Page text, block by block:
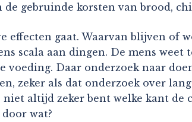
gebruinde korsten van brood,
gaat. Waarvan blijven of
scala aan dingen. De mens
Daar onderzoek naar
zeker als dat onderzoek over
altijd zeker bent welke kant
wat?